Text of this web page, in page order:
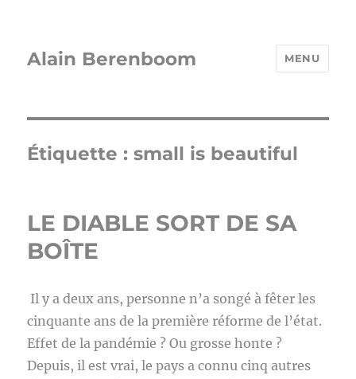
Alain Berenboom MENU
Étiquette :small is beautiful
LE DIABLE SORT DE SA
BOÎTE
Il y a deux ans, personne n’a songé à fêter les
cinquante ans de la première réforme de l’état.
Effet de la pandémie ? Ou grosse honte ?
Depuis, il est vrai, le pays a connu cinq autres